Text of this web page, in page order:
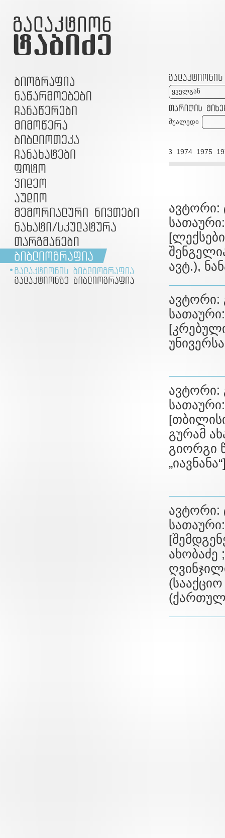
ყველგან
შუალედი
1954 1958 1959 1973 1974 1975
ავტორი:
ავტ.),
ავტორი:
ავტორი:
გურამ
გიორგი
ავტორი: